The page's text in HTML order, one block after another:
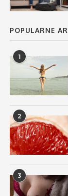
POPULARNE
1
2
3